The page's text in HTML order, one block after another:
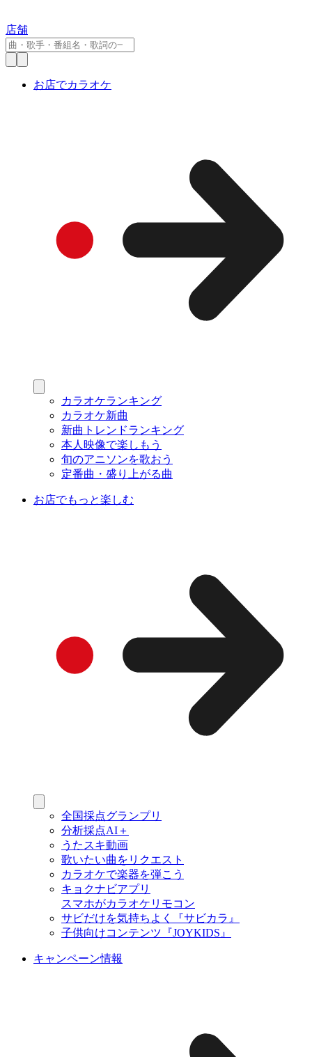
店舗
お店でカラオケ
カラオケランキング
カラオケ新曲
新曲トレンドランキング
本人映像で楽しもう
旬のアニソンを歌おう
定番曲・盛り上がる曲
お店でもっと楽しむ
全国採点グランプリ
分析採点AI＋
うたスキ動画
歌いたい曲をリクエスト
カラオケで楽器を弾こう
キョクナビアプリ
スマホがカラオケリモコン
サビだけを気持ちよく『サビカラ』
子供向けコンテンツ『JOYKIDS』
キャンペーン情報